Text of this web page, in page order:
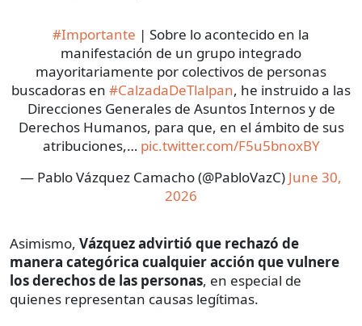
#Importante | Sobre lo acontecido en la
manifestación de un grupo integrado
mayoritariamente por colectivos de personas
buscadoras en #CalzadaDeTlalpan, he instruido a las
Direcciones Generales de Asuntos Internos y de
Derechos Humanos, para que, en el ámbito de sus
atribuciones,… pic.twitter.com/F5u5bnoxBY
— Pablo Vázquez Camacho (@PabloVazC) June 30,
2026
Asimismo, Vázquez advirtió que rechazó de
manera categórica cualquier acción que vulnere
los derechos de las personas, en especial de
quienes representan causas legítimas.